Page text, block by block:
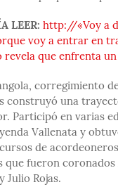
LEER: http://«Voy a
voy a entrar en
revela que enfrenta
corregimiento
construyó una
Participó en varias
Vallenata y
de acordeoneros
que fueron
Julio Rojas.